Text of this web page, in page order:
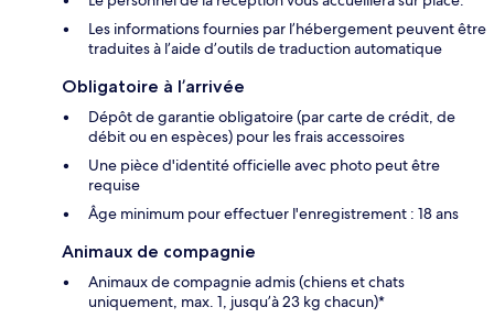
Les informations fournies par l’hébergement peuvent être
traduites à l’aide d’outils de traduction automatique
Obligatoire à l’arrivée
Dépôt de garantie obligatoire (par carte de crédit, de
débit ou en espèces) pour les frais accessoires
Une pièce d'identité officielle avec photo peut être
requise
Âge minimum pour effectuer l'enregistrement : 18 ans
Animaux de compagnie
Animaux de compagnie admis (chiens et chats
uniquement, max. 1, jusqu’à 23 kg chacun)*